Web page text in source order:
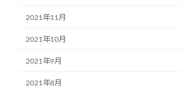
2021年11月
2021年10月
2021年9月
2021年8月